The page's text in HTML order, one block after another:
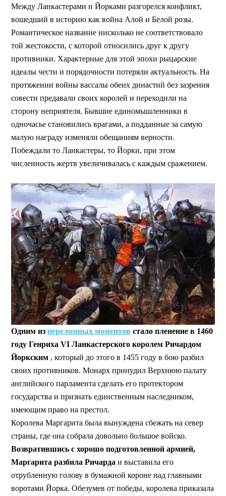
Между Ланкастерами и Йорками разгорелся конфликт,
вошедший в историю как война Алой и Белой розы.
Романтическое название нисколько не соответствовало
той жестокости, с которой относились друг к другу
противники. Характерные для этой эпохи рыцарские
идеалы чести и порядочности потеряли актуальность. На
протяжении войны вассалы обеих династий без зазрения
совести предавали своих королей и переходили на
сторону неприятеля. Бывшие единомышленники в
одночасье становились врагами, а подданные за самую
малую награду изменяли обещаниям верности.
Побеждали то Ланкастеры, то Йорки, при этом
численность жертв увеличивалась с каждым сражением.
Одним из переломных моментов стало пленение в 1460
году Генриха VI Ланкастерского королем Ричардом
Йоркским , который до этого в 1455 году в бою разбил
своих противников. Монарх принудил Верхнюю палату
английского парламента сделать его протектором
государства и признать единственным наследником,
имеющим право на престол.
Королева Маргарита была вынуждена сбежать на север
страны, где она собрала довольно большое войско.
Возвратившись с хорошо подготовленной армией,
Маргарита разбила Ричарда и выставила его
отрубленную голову в бумажной короне над главными
воротами Йорка. Обезумев от победы, королева приказала